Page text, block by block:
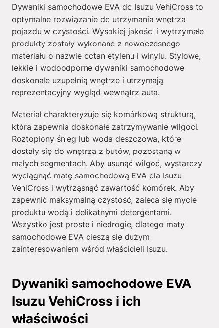
Dywaniki samochodowe EVA do Isuzu VehiCross to
optymalne rozwiązanie do utrzymania wnętrza
pojazdu w czystości. Wysokiej jakości i wytrzymałe
produkty zostały wykonane z nowoczesnego
materiału o nazwie octan etylenu i winylu. Stylowe,
lekkie i wodoodporne dywaniki samochodowe
doskonale uzupełnią wnętrze i utrzymają
reprezentacyjny wygląd wewnątrz auta.
Materiał charakteryzuje się komórkową strukturą,
która zapewnia doskonałe zatrzymywanie wilgoci.
Roztopiony śnieg lub woda deszczowa, które
dostały się do wnętrza z butów, pozostaną w
małych segmentach. Aby usunąć wilgoć, wystarczy
wyciągnąć matę samochodową EVA dla Isuzu
VehiCross i wytrząsnąć zawartość komórek. Aby
zapewnić maksymalną czystość, zaleca się mycie
produktu wodą i delikatnymi detergentami.
Wszystko jest proste i niedrogie, dlatego maty
samochodowe EVA cieszą się dużym
zainteresowaniem wśród właścicieli Isuzu.
Dywaniki samochodowe EVA
Isuzu VehiCross i ich
właściwości